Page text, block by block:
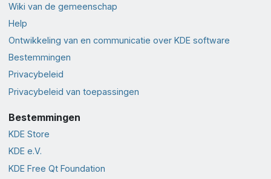
Wiki van de gemeenschap
Help
Ontwikkeling van en communicatie over KDE software
Bestemmingen
Privacybeleid
Privacybeleid van toepassingen
Bestemmingen
KDE Store
KDE e.V.
KDE Free Qt Foundation